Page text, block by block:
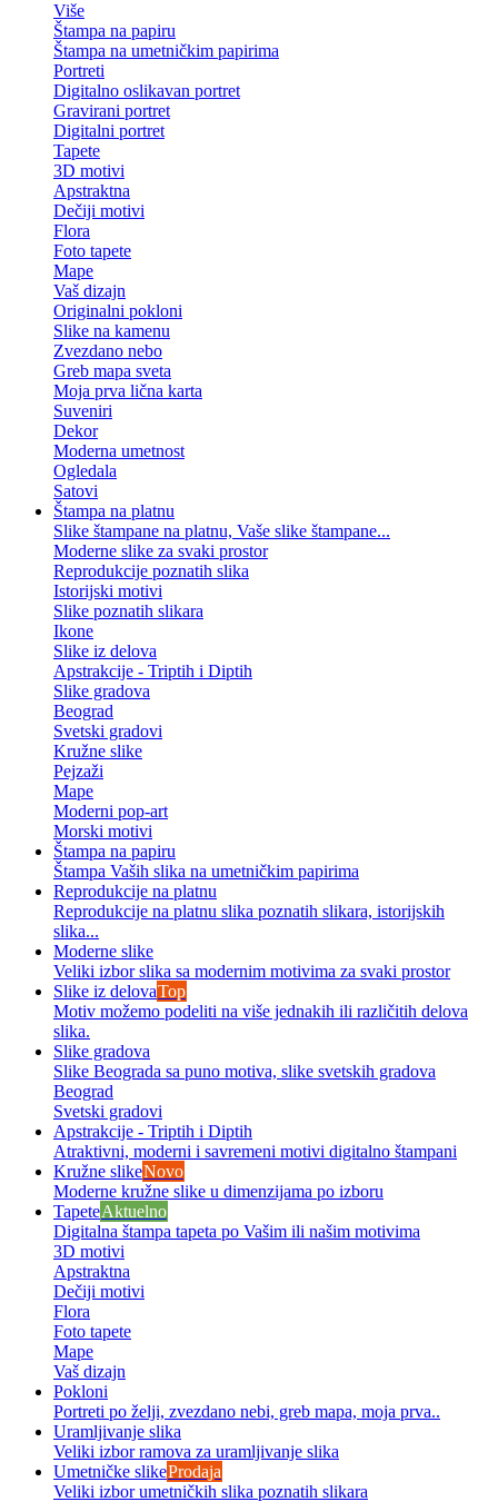
Više
Štampa na papiru
Štampa na umetničkim papirima
Portreti
Digitalno oslikavan portret
Gravirani portret
Digitalni portret
Tapete
3D motivi
Apstraktna
Dečiji motivi
Flora
Foto tapete
Mape
Vaš dizajn
Originalni pokloni
Slike na kamenu
Zvezdano nebo
Greb mapa sveta
Moja prva lična karta
Suveniri
Dekor
Moderna umetnost
Ogledala
Satovi
Štampa na platnu
Slike štampane na platnu, Vaše slike štampane...
Moderne slike za svaki prostor
Reprodukcije poznatih slika
Istorijski motivi
Slike poznatih slikara
Ikone
Slike iz delova
Apstrakcije - Triptih i Diptih
Slike gradova
Beograd
Svetski gradovi
Kružne slike
Pejzaži
Mape
Moderni pop-art
Morski motivi
Štampa na papiru
Štampa Vaših slika na umetničkim papirima
Reprodukcije na platnu
Reprodukcije na platnu slika poznatih slikara, istorijskih
slika...
Moderne slike
Veliki izbor slika sa modernim motivima za svaki prostor
Slike iz delovaTop
Motiv možemo podeliti na više jednakih ili različitih delova
slika.
Slike gradova
Slike Beograda sa puno motiva, slike svetskih gradova
Beograd
Svetski gradovi
Apstrakcije - Triptih i Diptih
Atraktivni, moderni i savremeni motivi digitalno štampani
Kružne slikeNovo
Moderne kružne slike u dimenzijama po izboru
TapeteAktuelno
Digitalna štampa tapeta po Vašim ili našim motivima
3D motivi
Apstraktna
Dečiji motivi
Flora
Foto tapete
Mape
Vaš dizajn
Pokloni
Portreti po želji, zvezdano nebi, greb mapa, moja prva..
Uramljivanje slika
Veliki izbor ramova za uramljivanje slika
Umetničke slikeProdaja
Veliki izbor umetničkih slika poznatih slikara